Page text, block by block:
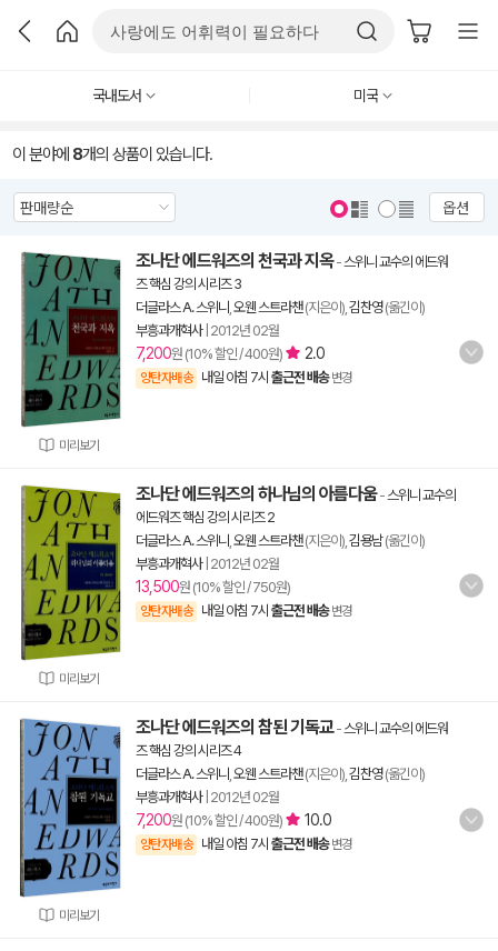
국내도서 미국
이 분야에 8개의 상품이 있습니다.
옵션
미리보기
조나단 에드워즈의 천국과 지옥-스위니 교수의 에드워
즈 핵심 강의 시리즈 3
더글라스 A. 스위니 오웬 스트라챈(지은이), 김찬영(옮긴이)
부흥과개혁사| 2012년 02월
7,200원 (10% 할인 / 400원) 2.0
양탄자배송 내일 아침 7시 출근전 배송 변경
미리보기
조나단 에드워즈의 하나님의 아름다움-스위니 교수의
에드워즈 핵심 강의 시리즈 2
더글라스 A. 스위니 오웬 스트라챈(지은이), 김용남(옮긴이)
부흥과개혁사| 2012년 02월
13,500원 (10% 할인 / 750원)
양탄자배송 내일 아침 7시 출근전 배송 변경
미리보기
조나단 에드워즈의 참된 기독교-스위니 교수의 에드워
즈 핵심 강의 시리즈 4
더글라스 A. 스위니 오웬 스트라챈(지은이), 김찬영(옮긴이)
부흥과개혁사| 2012년 02월
7,200원 (10% 할인 / 400원) 10.0
양탄자배송 내일 아침 7시 출근전 배송 변경